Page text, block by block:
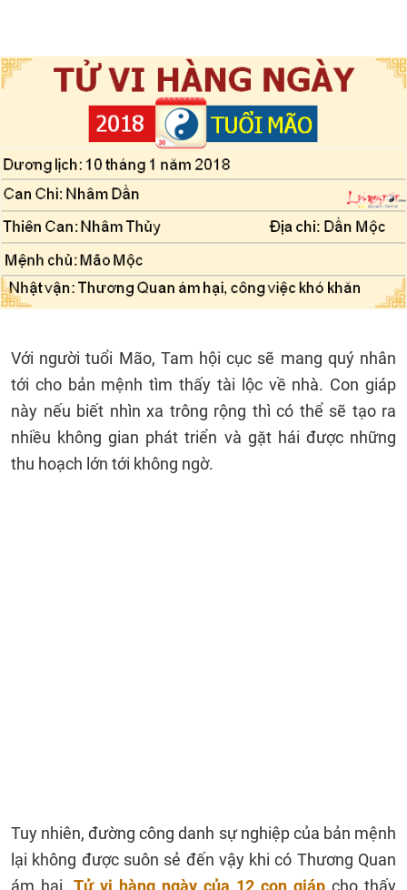
Với người tuổi Mão, Tam hội cục sẽ mang quý nhân
tới cho bản mệnh tìm thấy tài lộc về nhà. Con giáp
này nếu biết nhìn xa trông rộng thì có thể sẽ tạo ra
nhiều không gian phát triển và gặt hái được những
thu hoạch lớn tới không ngờ.
Tuy nhiên, đường công danh sự nghiệp của bản mệnh
lại không được suôn sẻ đến vậy khi có Thương Quan
ám hại. Tử vi hàng ngày của 12 con giáp cho thấy